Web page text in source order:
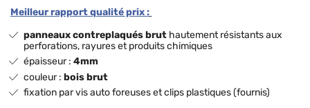
Meilleur rapport qualité prix :
panneaux contreplaqués brut hautement résistants aux
perforations, rayures et produits chimiques
épaisseur :4mm
couleur :bois brut
fixation par vis auto foreuses et clips plastiques (fournis)